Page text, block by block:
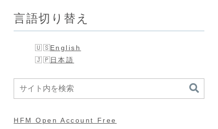
言語切り替え
English
日本語
HFM Open Account Free